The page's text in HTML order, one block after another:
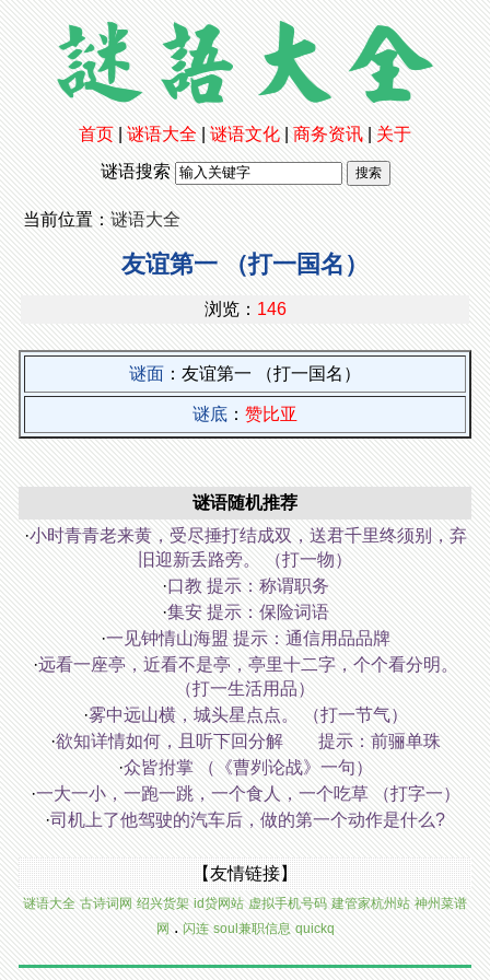
首页 谜语大全 谜语文化 商务资讯
关于
谜语搜索
当前位置： 谜语大全
友谊第一 （打一国名）
浏览： 146
谜面 ：友谊第一 （打一国名）
谜底 ： 赞比亚
谜语随机推荐
·小时青青老来黄，受尽捶打结成双，送君千里终须别，弃
旧迎新丢路旁。 （打一物）
·口教 提示：称谓职务
·集安 提示：保险词语
·一见钟情山海盟 提示：通信用品品牌
·远看一座亭，近看不是亭，亭里十二字，个个看分明。
（打一生活用品）
·雾中远山横，城头星点点。 （打一节气）
·欲知详情如何，且听下回分解 提示：前骊单珠
·众皆拊掌 （《曹刿论战》一句）
·一大一小，一跑一跳，一个食人，一个吃草 （打字一）
·司机上了他驾驶的汽车后，做的第一个动作是什么?
【友情链接】
谜语大全 古诗词网 绍兴货架 id贷网站 虚拟手机号码 建管家杭州站 神州菜谱
网 . 闪连 soul兼职信息 quickq